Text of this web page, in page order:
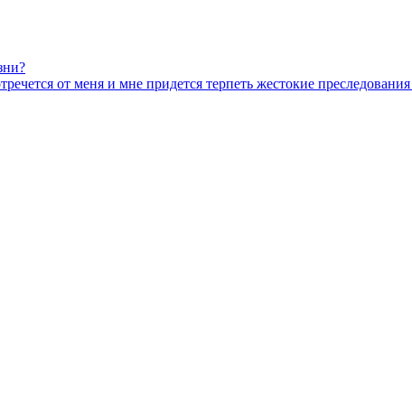
от меня и мне придется терпеть жестокие